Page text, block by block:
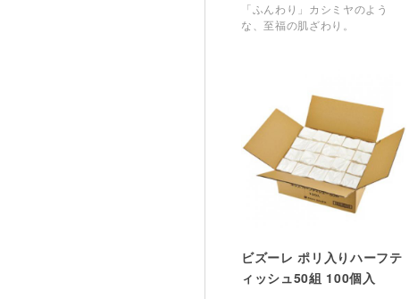
「ふんわり」カシミヤのよう
な、至福の肌ざわり。
ビズーレ ポリ入りハーフテ
ィッシュ50組 100個入